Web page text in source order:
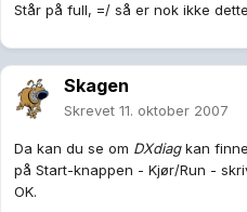
Står på full, =/ så er nok ikke
Skagen
Skrevet 11. oktober 2007
Da kan du se om DXdiagkan
på Start-knappen - Kjør/Run -
OK.